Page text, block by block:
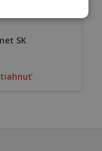
SK